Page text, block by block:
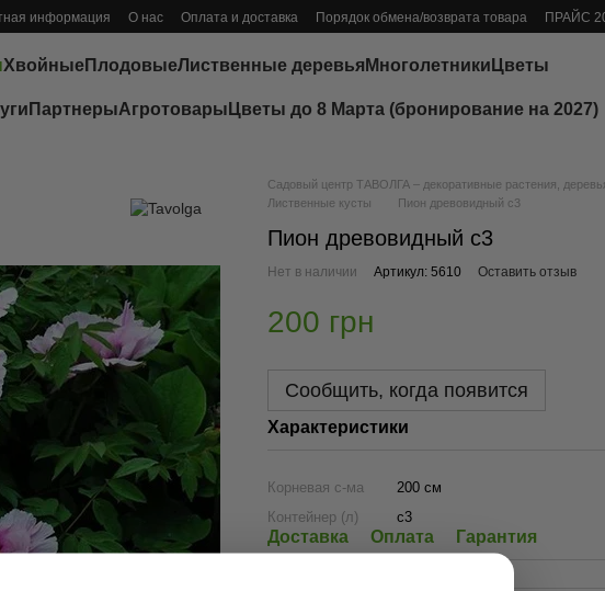
информация О нас Оплата и доставка Порядок обмена/возврата товара ПРАЙС
ХвойныеПлодовыеЛиственные деревья Многолетники Цветы
ПартнерыАгротовары Цветы до 8 Марта (бронирование на 2027)
Садовый центр ТАВОЛГА – декоративные растения,
Лиственные кусты
Пион древовидный с3
Пион древовидный с3
Нет в наличии Артикул: 5610 Оставить отзыв
200 грн
Сообщить, когда появится
Характеристики
Корневая с-ма
200 см
Контейнер (л)
с3
Доставка Оплата Гарантия